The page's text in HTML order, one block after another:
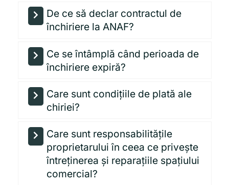
De ce să declar contractul de
închiriere la ANAF?
Ce se întâmplă când perioada de
închiriere expiră?
Care sunt condițiile de plată ale
chiriei?
Care sunt responsabilitățile
proprietarului în ceea ce privește
întreținerea și reparațiile spațiului
comercial?